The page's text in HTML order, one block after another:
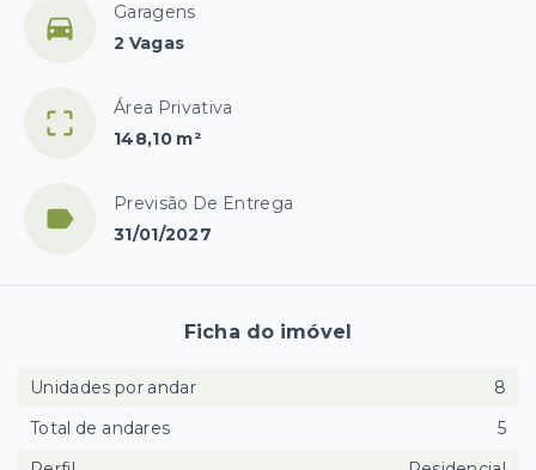
Garagens
2 Vagas
Área Privativa
148,10 m²
Previsão De Entrega
31/01/2027
Ficha do imóvel
Unidades por andar
8
Total de andares
5